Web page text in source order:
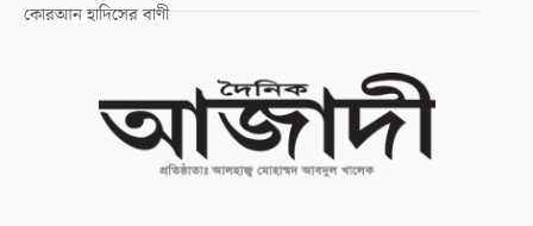
কোরআন হাদিসের বাণী